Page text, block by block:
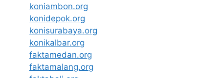
koniambon.org
konidepok.org
konisurabaya.org
konikalbar.org
faktamedan.org
faktamalang.org